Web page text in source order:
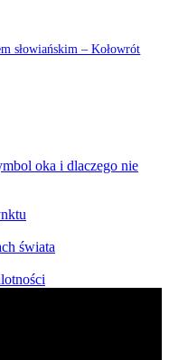
słowiańskim – Kołowrót
oka i dlaczego nie
świata